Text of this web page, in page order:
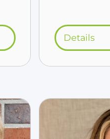
Details